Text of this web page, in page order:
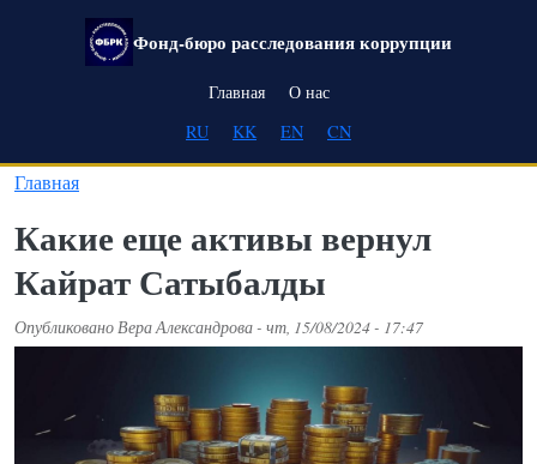
Перейти к основному содержанию
Фонд-бюро расследования коррупции
Main navigation
Главная
О нас
RU
KK EN CN
Главная
Какие еще активы вернул
Кайрат Сатыбалды
ОпубликованоВера Александрова- чт, 15/08/2024 - 17:47